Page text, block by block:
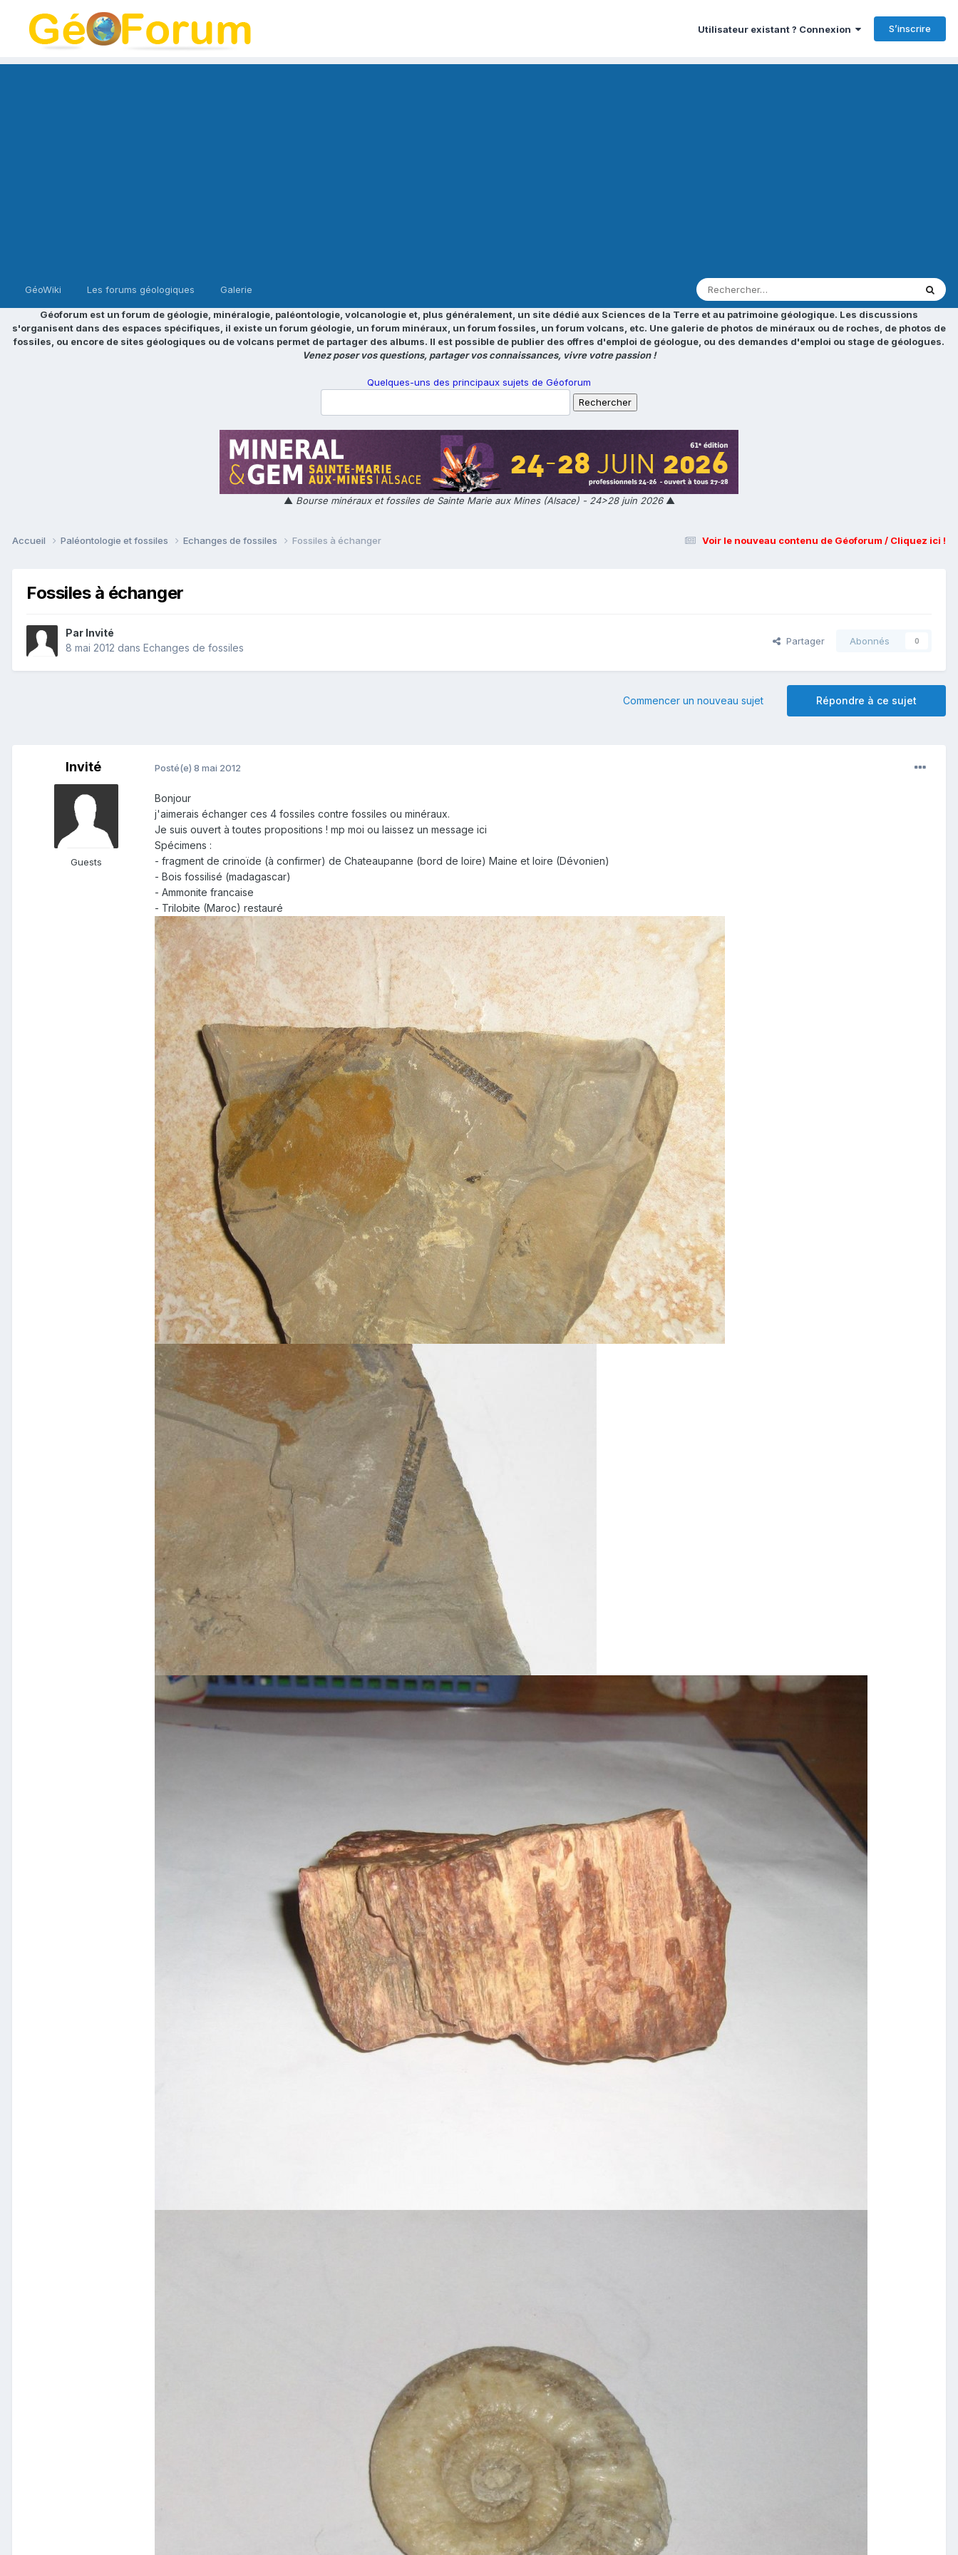
Utilisateur existant ? Connexion S’inscrire
GéoWiki Les forums géologiques Galerie
Géoforum est un forum de géologie, minéralogie, paléontologie, volcanologie et, plus généralement, un site dédié aux Sciences de la Terre et au patrimoine géologique. Les discussions
s'organisent dans des espaces spécifiques, il existe un forum géologie, un forum minéraux, un forum fossiles, un forum volcans, etc. Une galerie de photos de minéraux ou de roches, de photos de
fossiles, ou encore de sites géologiques ou de volcans permet de partager des albums. Il est possible de publier des offres d'emploi de géologue, ou des demandes d'emploi ou stage de géologues.
Venez poser vos questions, partager vos connaissances, vivre votre passion !
Quelques-uns des principaux sujets de Géoforum
▲ Bourse minéraux et fossiles de Sainte Marie aux Mines (Alsace) - 24>28 juin 2026▲
Voir le nouveau contenu de Géoforum / Cliquez ici !
Accueil Paléontologie et fossiles Echanges de fossiles Fossiles à échanger
Fossiles à échanger
Par Invité
8 mai 2012 dans Echanges de fossiles
Partager Abonnés 0
Répondre à ce sujet
Commencer un nouveau sujet
Invité
Guests
Posté(e) 8 mai 2012
Bonjour
j'aimerais échanger ces 4 fossiles contre fossiles ou minéraux.
Je suis ouvert à toutes propositions ! mp moi ou laissez un message ici
Spécimens :
- fragment de crinoïde (à confirmer) de Chateaupanne (bord de loire) Maine et loire (Dévonien)
- Bois fossilisé (madagascar)
- Ammonite francaise
- Trilobite (Maroc) restauré